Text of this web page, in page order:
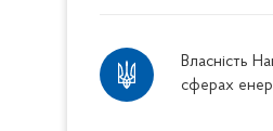
Власність
сферах